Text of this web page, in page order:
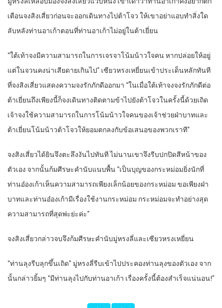
เตือนจงสิงเสี่ยวก่อนจะออกเดินทางไปต้าโจว ให้เขาอย่าแอบทำสิ่งใด
ลับหลังท่านอาเก้าตอนที่ท่านอาเก้าไม่อยู่ในต้าเยี่ยน
“ใต้เท้าจงมีความสามารถในการเจรจาโน้มน้าวใจคน หากปล่อยให้อยู่
แต่ในจวนคงน่าเสียดายเกินไป” เซียวหรงเหยี่ยนเข้าประเด็นหลักทันที
ที่จงสิงเสี่ยวแสดงความจงรักภักดีออกมา “ในเมื่อใต้เท้าจงจงรักภักดีต่อ
ต้าเยี่ยนถึงเพียงนี้ก็จงเดินทางติดตามข้าไปยังต้าโจวในครั้งนี้ด้วยเถิด
เจ้าจงใช้ความสามารถในการโน้มน้าวใจคนของเจ้าช่วยฝ่าบาทและ
ต้าเยี่ยนโน้มน้าวต้าโจวให้ยอมตกลงกับข้อเสนอของพวกเราที”
จงสิงเสี่ยวได้ยินจึงตะลึงงันไปทันที ไม่นานเขาจึงรีบปกปิดสีหน้าของ
ตัวเอง จากนั้นก้มศีรษะคำนับแนบพื้น “เป็นบุญของกระหม่อมยิ่งนักที่
ท่านอ๋องเก้าเห็นความสามารถเพียงเล็กน้อยของกระหม่อม ขอเพียงฝ่า
บาทและท่านอ๋องเก้ามีเรื่องใช้งานกระหม่อม กระหม่อมจะทำอย่างสุด
ความสามารถที่สุดพ่ะย่ะค่ะ”
จงสิงเสี่ยวกล่าวจบจึงก้มศีรษะคำนับมู่หรงลี่และเซียวหรงเหยี่ยน
“ท่านลุงรีบลุกขึ้นเถิด” มู่หรงลี่รีบเข้าไปประคองท่านลุงของตัวเอง จาก
นั้นกล่าวยิ้มๆ “มีท่านลุงไปกับท่านอาเก้า เรื่องครั้งนี้ต้องสำเร็จแน่นอน!”